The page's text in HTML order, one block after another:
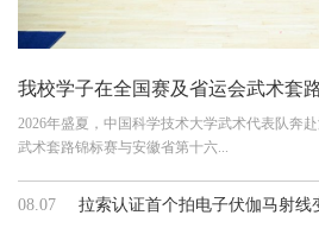
我校学子在全国赛及省运会武术套
2026年盛夏，中国科学技术大学武术代表队奔
武术套路锦标赛与安徽省第十六...
08.07 拉索认证首个拍电子伏伽马射线